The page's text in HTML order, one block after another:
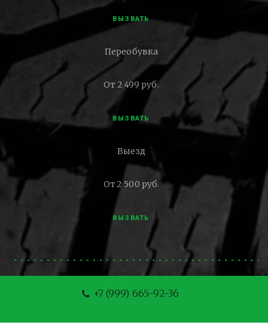
ВЫЗВАТЬ
Переобувка
От 2 499 руб.
ВЫЗВАТЬ
Выезд
От 2 500 руб.
ВЫЗВАТЬ
+7 (999) 665-92-36